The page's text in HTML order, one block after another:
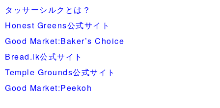
タッサーシルクとは？
Honest Greens公式サイト
Good Market:Baker’s Choice
Bread.lk公式サイト
Temple Grounds公式サイト
Good Market:Peekoh